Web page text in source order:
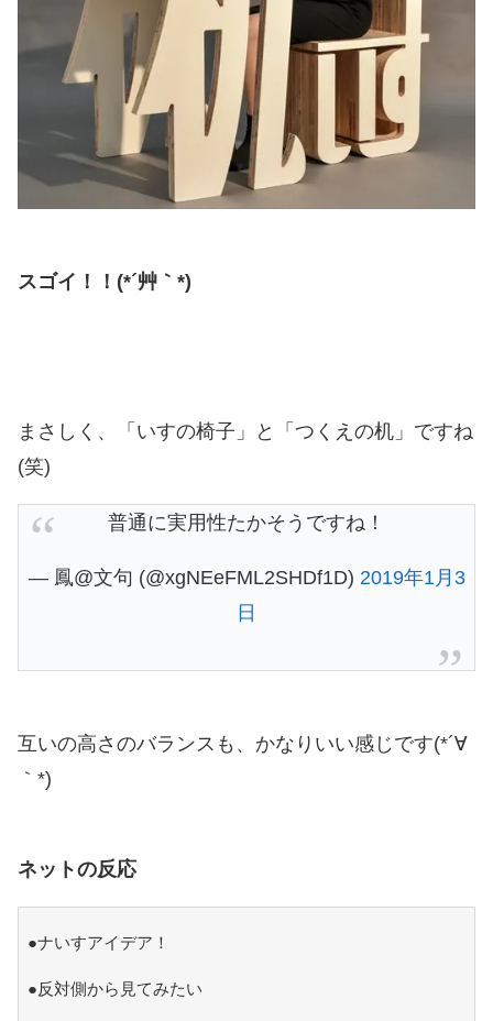
スゴイ！！(*´艸｀*)
まさしく、「いすの椅子」と「つくえの机」ですね
(笑)
普通に実用性たかそうですね！
— 鳳@文句 (@xgNEeFML2SHDf1D) 2019年1月3
日
互いの高さのバランスも、かなりいい感じです(*´∀
｀*)
ネットの反応
●ナいすアイデア！
●反対側から見てみたい